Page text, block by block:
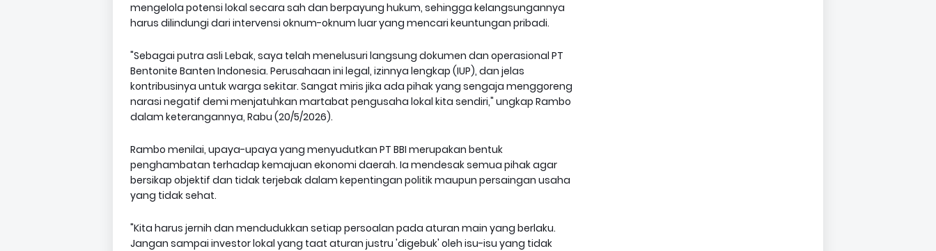
mengelola potensi lokal secara sah dan berpayung hukum, sehingga kelangsungannya
harus dilindungi dari intervensi oknum-oknum luar yang mencari keuntungan pribadi.
"Sebagai putra asli Lebak, saya telah menelusuri langsung dokumen dan operasional PT
Bentonite Banten Indonesia. Perusahaan ini legal, izinnya lengkap (IUP), dan jelas
kontribusinya untuk warga sekitar. Sangat miris jika ada pihak yang sengaja menggoreng
narasi negatif demi menjatuhkan martabat pengusaha lokal kita sendiri," ungkap Rambo
dalam keterangannya, Rabu (20/5/2026).
Rambo menilai, upaya-upaya yang menyudutkan PT BBI merupakan bentuk
penghambatan terhadap kemajuan ekonomi daerah. Ia mendesak semua pihak agar
bersikap objektif dan tidak terjebak dalam kepentingan politik maupun persaingan usaha
yang tidak sehat.
"Kita harus jernih dan mendudukkan setiap persoalan pada aturan main yang berlaku.
Jangan sampai investor lokal yang taat aturan justru 'digebuk' oleh isu-isu yang tidak